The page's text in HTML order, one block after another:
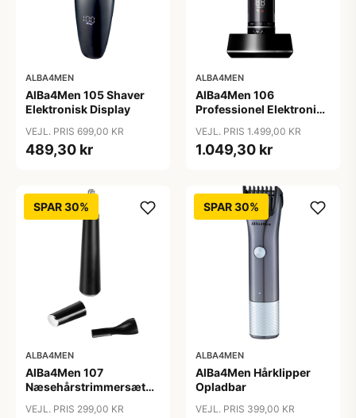
ALBA4MEN
AlBa4Men 105 Shaver
Elektronisk Display
VEJL. PRIS 699,00 KR
489,30 kr
ALBA4MEN
AlBa4Men 106
Professionel Elektronisk
VEJL. PRIS 1.499,00 KR
1.049,30 kr
SPAR 30%
ALBA4MEN
AlBa4Men 107
Næsehårstrimmersæt
VEJL. PRIS 299,00 KR
SPAR 30%
ALBA4MEN
AlBa4Men Hårklipper
Opladbar
VEJL. PRIS 399,00 KR